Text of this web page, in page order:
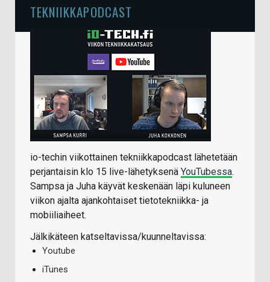
TEKNIIKKAPODCAST
io-techin viikottainen tekniikkapodcast lähetetään
perjantaisin klo 15 live-lähetyksenä YouTubessa.
Sampsa ja Juha käyvät keskenään läpi kuluneen
viikon ajalta ajankohtaiset tietotekniikka- ja
mobiiliaiheet.
Jälkikäteen katseltavissa/kuunneltavissa:
Youtube
iTunes